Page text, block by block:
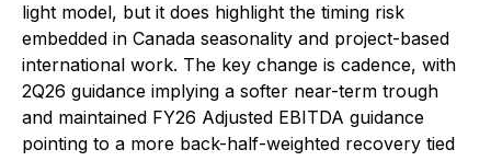
light model, but it does highlight the timing risk
embedded in Canada seasonality and project-based
international work. The key change is cadence, with
2Q26 guidance implying a softer near-term trough
and maintained FY26 Adjusted EBITDA guidance
pointing to a more back-half-weighted recovery tied